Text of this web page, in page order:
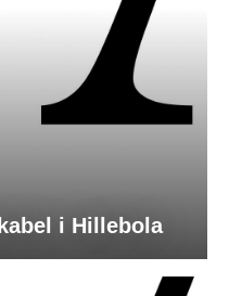
i Hillebola